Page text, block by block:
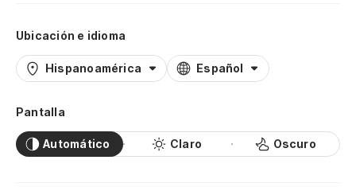
Ubicación e idioma
Hispanoamérica Español
Pantalla
Automático Claro Oscuro